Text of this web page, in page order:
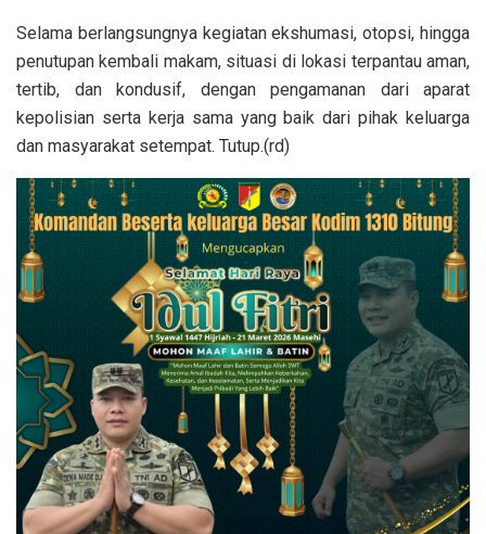
Selama berlangsungnya kegiatan ekshumasi, otopsi, hingga
penutupan kembali makam, situasi di lokasi terpantau aman,
tertib, dan kondusif, dengan pengamanan dari aparat
kepolisian serta kerja sama yang baik dari pihak keluarga
dan masyarakat setempat. Tutup.(rd)